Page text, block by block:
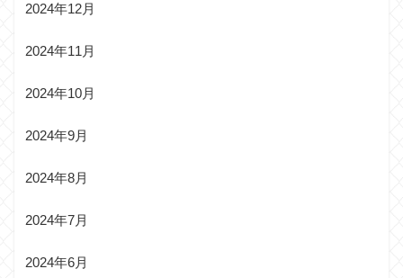
2024年12月
2024年11月
2024年10月
2024年9月
2024年8月
2024年7月
2024年6月